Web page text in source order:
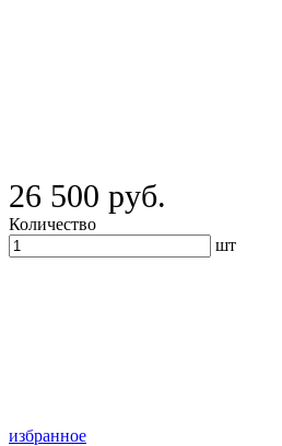
26 500 руб.
Количество
шт
избранное